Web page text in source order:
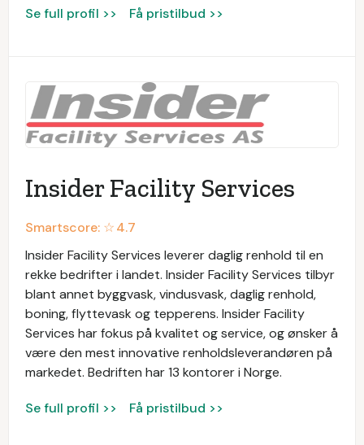
Se full profil >> Få pristilbud >>
Insider Facility Services
Smartscore: ☆4.7
Insider Facility Services leverer daglig renhold til en
rekke bedrifter i landet. Insider Facility Services tilbyr
blant annet byggvask, vindusvask, daglig renhold,
boning, flyttevask og tepperens. Insider Facility
Services har fokus på kvalitet og service, og ønsker å
være den mest innovative renholdsleverandøren på
markedet. Bedriften har 13 kontorer i Norge.
Se full profil >> Få pristilbud >>